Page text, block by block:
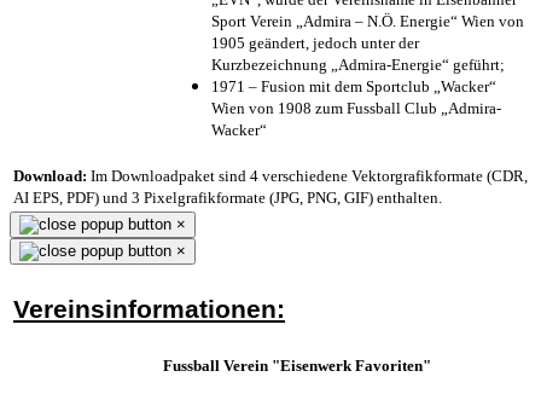
Sport Verein „Admira – N.Ö. Energie“ Wien von
1905 geändert, jedoch unter der
Kurzbezeichnung „Admira-Energie“ geführt;
1971 – Fusion mit dem Sportclub „Wacker“
Wien von 1908 zum Fussball Club „Admira-
Wacker“
Download: Im Downloadpaket sind 4 verschiedene Vektorgrafikformate (CDR,
AI EPS, PDF) und 3 Pixelgrafikformate (JPG, PNG, GIF) enthalten.
×
×
Vereinsinformationen:
Fussball Verein "Eisenwerk Favoriten"